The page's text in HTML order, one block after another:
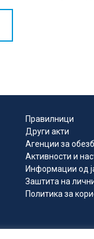
Правилници
Други акти
Агенции за
Активности и
Информации од
Заштита на
Политика за